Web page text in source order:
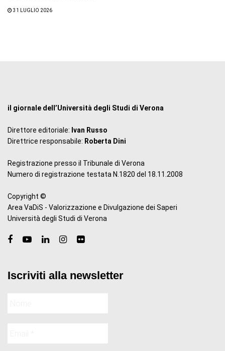
31 LUGLIO 2026
il giornale dell’Università degli Studi di Verona
Direttore editoriale: Ivan Russo
Direttrice responsabile: Roberta Dini
Registrazione presso il Tribunale di Verona
Numero di registrazione testata N.1820 del 18.11.2008
Copyright ©
Area VaDiS - Valorizzazione e Divulgazione dei Saperi
Università degli Studi di Verona
Iscriviti alla newsletter